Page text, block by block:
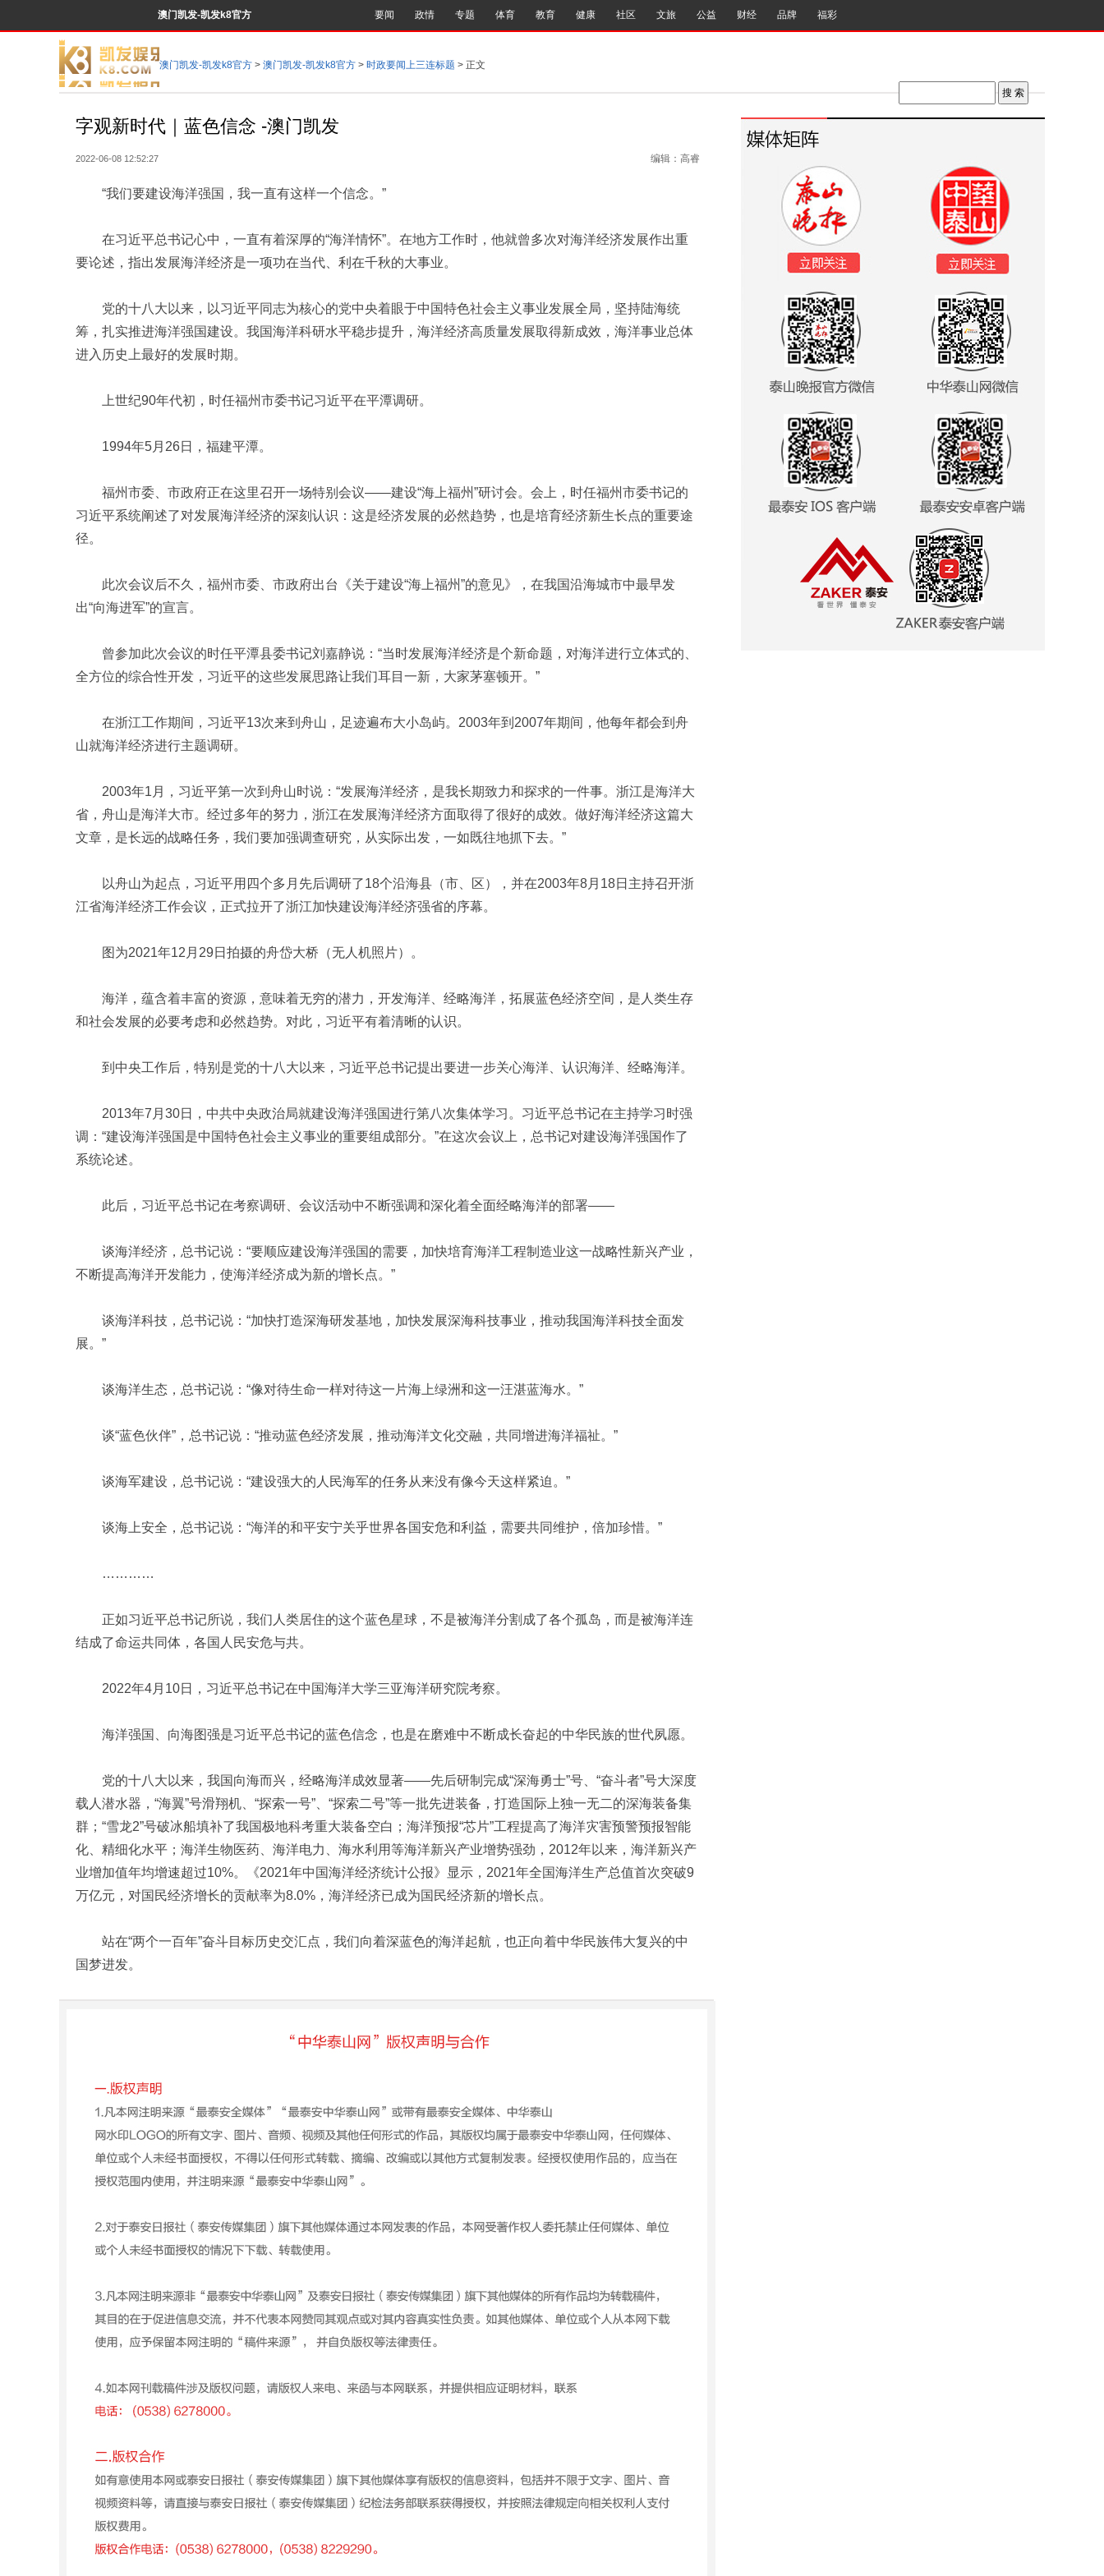
澳门凯发-凯发k8官方 要闻 政情 专题 体育 教育 健康 社区 文旅 公益 财经 品牌 福彩
澳门凯发-凯发k8官方 > 澳门凯发-凯发k8官方 > 时政要闻上三连标题 > 正文
字观新时代｜蓝色信念 -澳门凯发
2022-06-08 12:52:27 编辑：高睿
“我们要建设海洋强国，我一直有这样一个信念。”
在习近平总书记心中，一直有着深厚的“海洋情怀”。在地方工作时，他就曾多次对海洋经济发展作出重
要论述，指出发展海洋经济是一项功在当代、利在千秋的大事业。
党的十八大以来，以习近平同志为核心的党中央着眼于中国特色社会主义事业发展全局，坚持陆海统
筹，扎实推进海洋强国建设。我国海洋科研水平稳步提升，海洋经济高质量发展取得新成效，海洋事业总体
进入历史上最好的发展时期。
上世纪90年代初，时任福州市委书记习近平在平潭调研。
1994年5月26日，福建平潭。
福州市委、市政府正在这里召开一场特别会议——建设“海上福州”研讨会。会上，时任福州市委书记的
习近平系统阐述了对发展海洋经济的深刻认识：这是经济发展的必然趋势，也是培育经济新生长点的重要途
径。
此次会议后不久，福州市委、市政府出台《关于建设“海上福州”的意见》，在我国沿海城市中最早发
出“向海进军”的宣言。
曾参加此次会议的时任平潭县委书记刘嘉静说：“当时发展海洋经济是个新命题，对海洋进行立体式的、
全方位的综合性开发，习近平的这些发展思路让我们耳目一新，大家茅塞顿开。”
在浙江工作期间，习近平13次来到舟山，足迹遍布大小岛屿。2003年到2007年期间，他每年都会到舟
山就海洋经济进行主题调研。
2003年1月，习近平第一次到舟山时说：“发展海洋经济，是我长期致力和探求的一件事。浙江是海洋大
省，舟山是海洋大市。经过多年的努力，浙江在发展海洋经济方面取得了很好的成效。做好海洋经济这篇大
文章，是长远的战略任务，我们要加强调查研究，从实际出发，一如既往地抓下去。”
以舟山为起点，习近平用四个多月先后调研了18个沿海县（市、区），并在2003年8月18日主持召开浙
江省海洋经济工作会议，正式拉开了浙江加快建设海洋经济强省的序幕。
图为2021年12月29日拍摄的舟岱大桥（无人机照片）。
海洋，蕴含着丰富的资源，意味着无穷的潜力，开发海洋、经略海洋，拓展蓝色经济空间，是人类生存
和社会发展的必要考虑和必然趋势。对此，习近平有着清晰的认识。
到中央工作后，特别是党的十八大以来，习近平总书记提出要进一步关心海洋、认识海洋、经略海洋。
2013年7月30日，中共中央政治局就建设海洋强国进行第八次集体学习。习近平总书记在主持学习时强
调：“建设海洋强国是中国特色社会主义事业的重要组成部分。”在这次会议上，总书记对建设海洋强国作了
系统论述。
此后，习近平总书记在考察调研、会议活动中不断强调和深化着全面经略海洋的部署——
谈海洋经济，总书记说：“要顺应建设海洋强国的需要，加快培育海洋工程制造业这一战略性新兴产业，
不断提高海洋开发能力，使海洋经济成为新的增长点。”
谈海洋科技，总书记说：“加快打造深海研发基地，加快发展深海科技事业，推动我国海洋科技全面发
展。”
谈海洋生态，总书记说：“像对待生命一样对待这一片海上绿洲和这一汪湛蓝海水。”
谈“蓝色伙伴”，总书记说：“推动蓝色经济发展，推动海洋文化交融，共同增进海洋福祉。”
谈海军建设，总书记说：“建设强大的人民海军的任务从来没有像今天这样紧迫。”
谈海上安全，总书记说：“海洋的和平安宁关乎世界各国安危和利益，需要共同维护，倍加珍惜。”
…………
正如习近平总书记所说，我们人类居住的这个蓝色星球，不是被海洋分割成了各个孤岛，而是被海洋连
结成了命运共同体，各国人民安危与共。
2022年4月10日，习近平总书记在中国海洋大学三亚海洋研究院考察。
海洋强国、向海图强是习近平总书记的蓝色信念，也是在磨难中不断成长奋起的中华民族的世代夙愿。
党的十八大以来，我国向海而兴，经略海洋成效显著——先后研制完成“深海勇士”号、“奋斗者”号大深度
载人潜水器，“海翼”号滑翔机、“探索一号”、“探索二号”等一批先进装备，打造国际上独一无二的深海装备集
群；“雪龙2”号破冰船填补了我国极地科考重大装备空白；海洋预报“芯片”工程提高了海洋灾害预警预报智能
化、精细化水平；海洋生物医药、海洋电力、海水利用等海洋新兴产业增势强劲，2012年以来，海洋新兴产
业增加值年均增速超过10%。《2021年中国海洋经济统计公报》显示，2021年全国海洋生产总值首次突破9
万亿元，对国民经济增长的贡献率为8.0%，海洋经济已成为国民经济新的增长点。
站在“两个一百年”奋斗目标历史交汇点，我们向着深蓝色的海洋起航，也正向着中华民族伟大复兴的中
国梦进发。